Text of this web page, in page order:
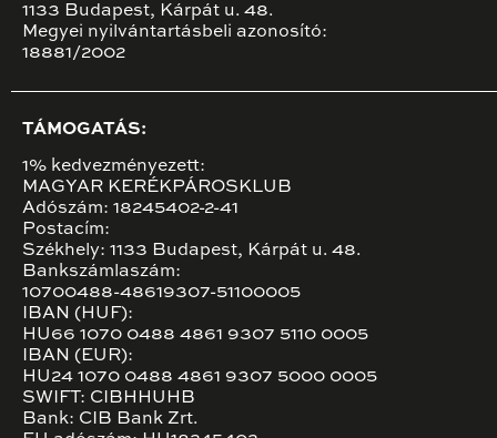
1133 Budapest, Kárpát u. 48.
Megyei nyilvántartásbeli azonosító:
18881/2002
TÁMOGATÁS:
1% kedvezményezett:
MAGYAR KERÉKPÁROSKLUB
Adószám: 18245402-2-41
Postacím:
Székhely: 1133 Budapest, Kárpát u. 48.
Bankszámlaszám:
10700488-48619307-51100005
IBAN (HUF):
HU66 1070 0488 4861 9307 5110 0005
IBAN (EUR):
HU24 1070 0488 4861 9307 5000 0005
SWIFT: CIBHHUHB
Bank: CIB Bank Zrt.